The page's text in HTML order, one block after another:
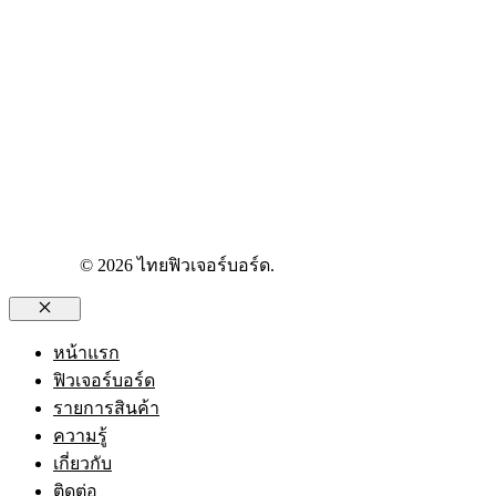
© 2026 ไทยฟิวเจอร์บอร์ด.
Close
หน้าแรก
ฟิวเจอร์บอร์ด
รายการสินค้า
ความรู้
เกี่ยวกับ
ติดต่อ